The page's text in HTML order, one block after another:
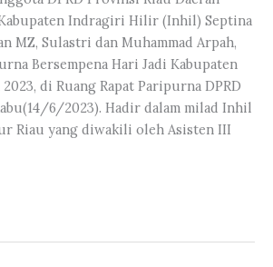
Indragiri Hilir (Inhil) Septina
MZ, Sulastri dan Muhammad Arpah,
Bersempena Hari Jadi Kabupaten
di Ruang Rapat Paripurna DPRD
6/2023). Hadir dalam milad Inhil
Riau yang diwakili oleh Asisten III